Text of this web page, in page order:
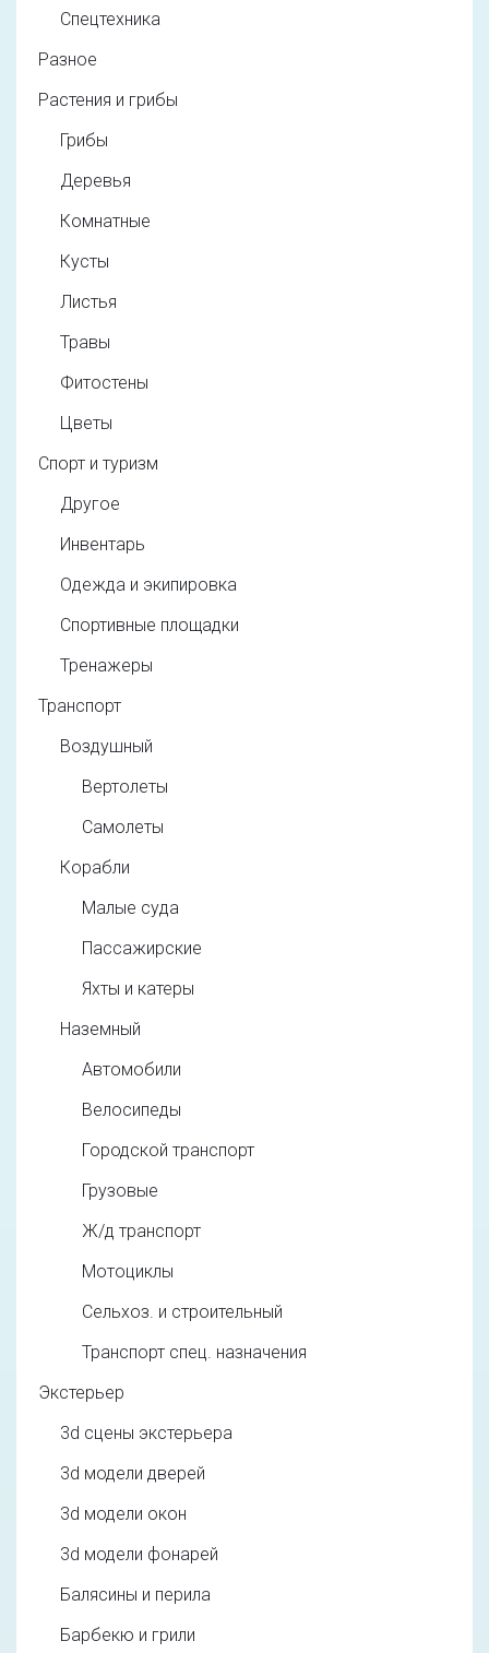
Спецтехника
Разное
Растения и грибы
Грибы
Деревья
Комнатные
Кусты
Листья
Травы
Фитостены
Цветы
Спорт и туризм
Другое
Инвентарь
Одежда и экипировка
Спортивные площадки
Тренажеры
Транспорт
Воздушный
Вертолеты
Самолеты
Корабли
Малые суда
Пассажирские
Яхты и катеры
Наземный
Автомобили
Велосипеды
Городской транспорт
Грузовые
Ж/д транспорт
Мотоциклы
Сельхоз. и строительный
Транспорт спец. назначения
Экстерьер
3d cцены экстерьера
3d модели дверей
3d модели окон
3d модели фонарей
Балясины и перила
Барбекю и грили